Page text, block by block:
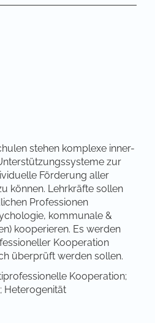
Artikelinhalt
stehen komplexe inner-
zur
Förderung aller
können. Lehrkräfte sollen
Professionen
kommunale &
kooperieren. Es werden
Kooperation
überprüft werden sollen.
Kooperation;
Heterogenität